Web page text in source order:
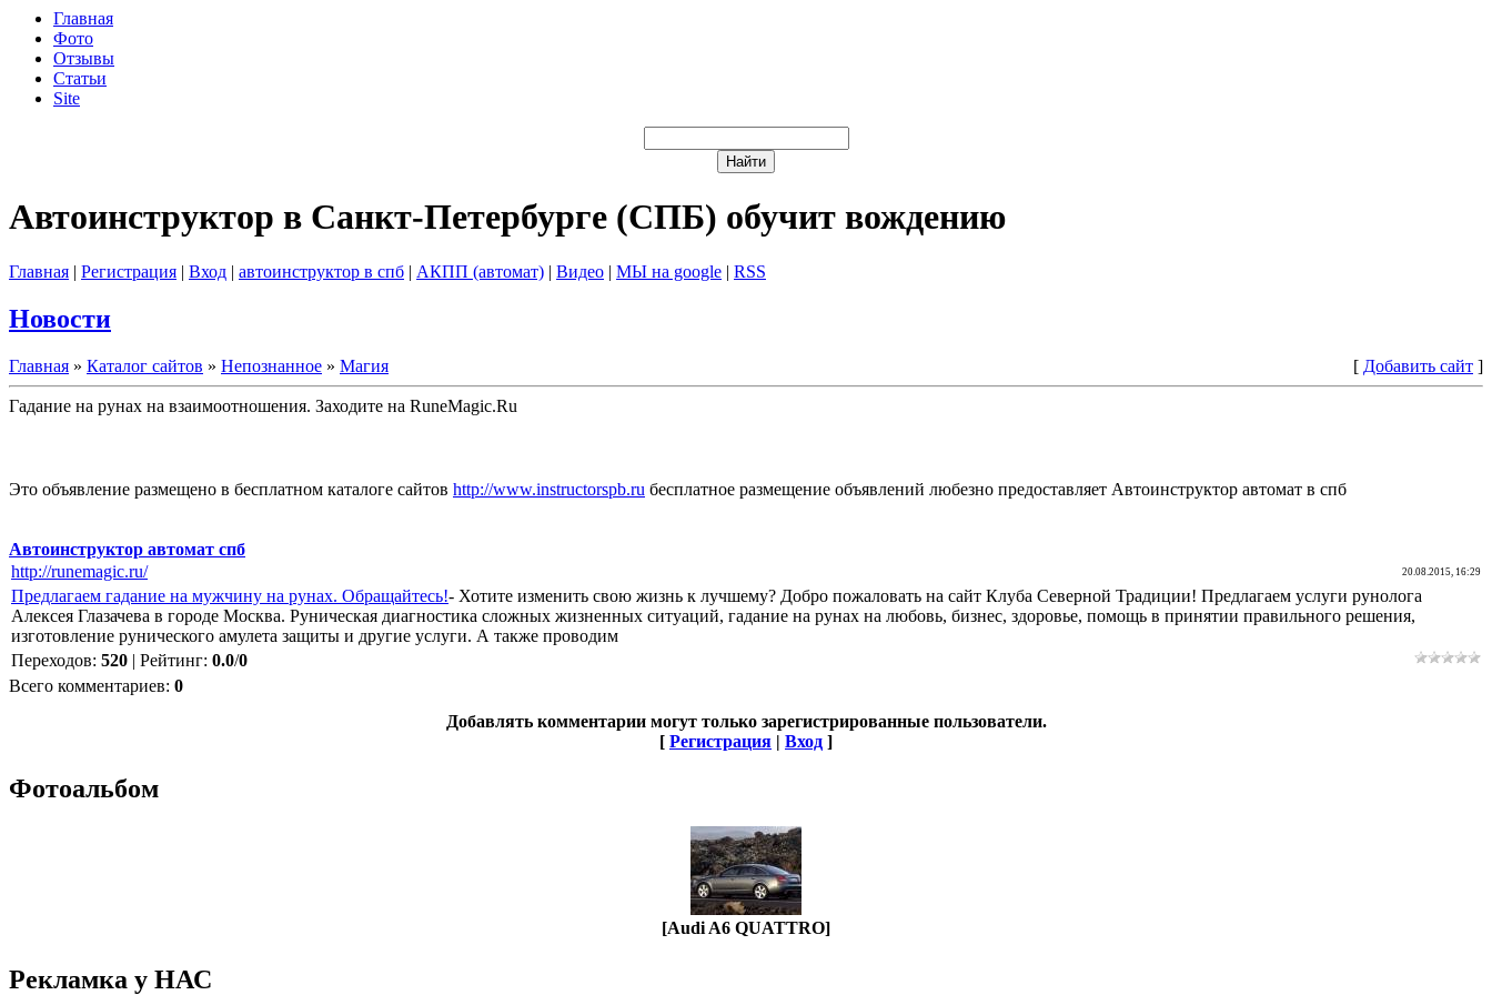
Главная
Фото
Отзывы
Статьи
Site
Автоинструктор в Санкт-Петербурге (СПБ) обучит вождению
Главная | Регистрация | Вход | автоинструктор в спб | АКПП (автомат) | Видео | МЫ на google | RSS
Новости
Главная » Каталог сайтов » Непознанное » Магия [ Добавить сайт ]
Гадание на рунах на взаимоотношения. Заходите на RuneMagic.Ru
Это объявление размещено в бесплатном каталоге сайтов http://www.instructorspb.ru бесплатное размещение объявлений любезно предоставляет Автоинструктор автомат в спб
Автоинструктор автомат спб
http://runemagic.ru/
20.08.2015, 16:29
Предлагаем гадание на мужчину на рунах. Обращайтесь!- Хотите изменить свою жизнь к лучшему? Добро пожаловать на сайт Клуба Северной Традиции! Предлагаем услуги рунолога
Алексея Глазачева в городе Москва. Руническая диагностика сложных жизненных ситуаций, гадание на рунах на любовь, бизнес, здоровье, помощь в принятии правильного решения,
изготовление рунического амулета защиты и другие услуги. А также проводим
Переходов: 520 | Рейтинг: 0.0/0
Всего комментариев: 0
Добавлять комментарии могут только зарегистрированные пользователи.
[ Регистрация | Вход ]
Фотоальбом
[Audi A6 QUATTRO]
Рекламка у НАС